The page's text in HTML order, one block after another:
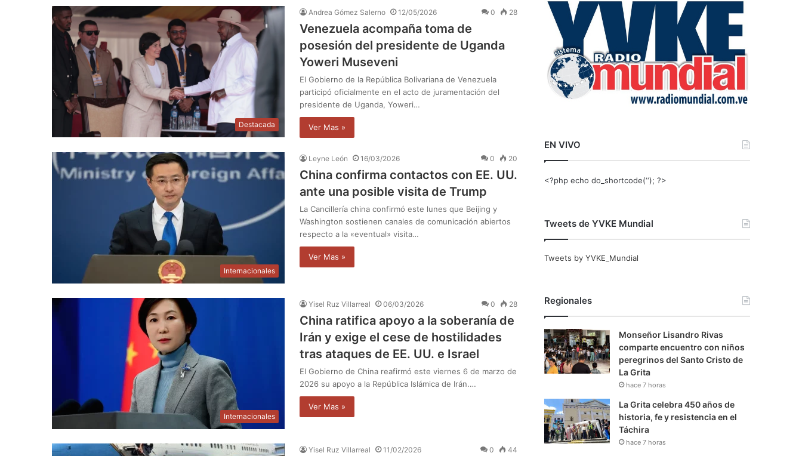
Destacada
Andrea Gómez Salerno 12/05/2026 0 28
Venezuela acompaña toma de
posesión del presidente de Uganda
Yoweri Museveni
El Gobierno de la República Bolivariana de Venezuela
participó oficialmente en el acto de juramentación del
presidente de Uganda, Yoweri…
Ver Mas »
Internacionales
Leyne León 16/03/2026 0 20
China confirma contactos con EE. UU.
ante una posible visita de Trump
La Cancillería china confirmó este lunes que Beijing y
Washington sostienen canales de comunicación abiertos
respecto a la «eventual» visita…
Ver Mas »
Internacionales
Yisel Ruz Villarreal 06/03/2026 0 28
China ratifica apoyo a la soberanía de
Irán y exige el cese de hostilidades
tras ataques de EE. UU. e Israel
El Gobierno de China reafirmó este viernes 6 de marzo de
2026 su apoyo a la República Islámica de Irán.…
Ver Mas »
Yisel Ruz Villarreal 11/02/2026 0 44
r
EN VIVO
<?php echo do_shortcode(‘‘); ?>
Tweets de YVKE Mundial
Tweets by YVKE_Mundial
Regionales
Monseñor Lisandro Rivas
comparte encuentro con niños
peregrinos del Santo Cristo de
La Grita
hace 7 horas
La Grita celebra 450 años de
historia, fe y resistencia en el
Táchira
hace 7 horas